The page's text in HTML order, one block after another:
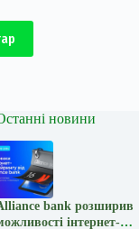
новини
bank розширив
інтернет-